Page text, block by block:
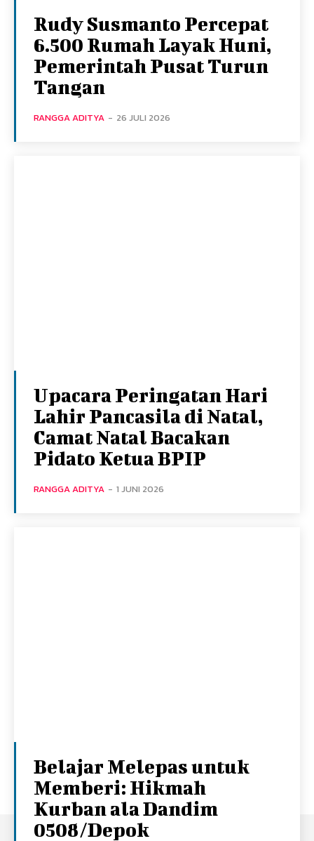
Rudy Susmanto Percepat
6.500 Rumah Layak Huni,
Pemerintah Pusat Turun
Tangan
RANGGA ADITYA - 26 JULI 2026
Upacara Peringatan Hari
Lahir Pancasila di Natal,
Camat Natal Bacakan
Pidato Ketua BPIP
RANGGA ADITYA - 1 JUNI 2026
Belajar Melepas untuk
Memberi: Hikmah
Kurban ala Dandim
0508/Depok